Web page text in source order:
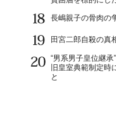
18
長嶋親子の骨肉の
19
田宮二郎自殺の真
20
“男系男子皇位継承
旧皇室典範制定時
と